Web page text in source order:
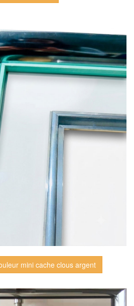
mini cache clous argent